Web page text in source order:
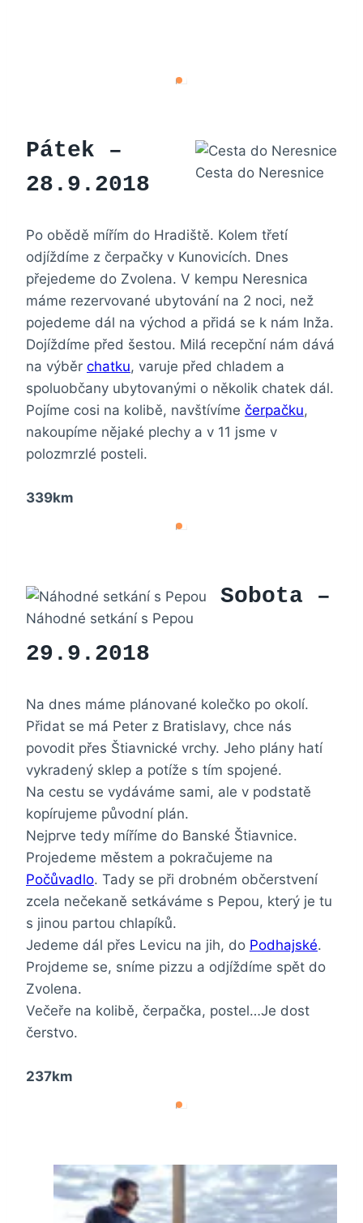
Cesta do Neresnice
Pátek –
28.9.2018
Po obědě mířím do Hradiště. Kolem třetí
odjíždíme z čerpačky v Kunovicích. Dnes
přejedeme do Zvolena. V kempu Neresnica
máme rezervované ubytování na 2 noci, než
pojedeme dál na východ a přidá se k nám Inža.
Dojíždíme před šestou. Milá recepční nám dává
na výběr chatku, varuje před chladem a
spoluobčany ubytovanými o několik chatek dál.
Pojíme cosi na kolibě, navštívíme čerpačku,
nakoupíme nějaké plechy a v 11 jsme v
polozmrzlé posteli.
339km
Náhodné setkání s Pepou
Sobota –
29.9.2018
Na dnes máme plánované kolečko po okolí.
Přidat se má Peter z Bratislavy, chce nás
povodit přes Štiavnické vrchy. Jeho plány hatí
vykradený sklep a potíže s tím spojené.
Na cestu se vydáváme sami, ale v podstatě
kopírujeme původní plán.
Nejprve tedy míříme do Banské Štiavnice.
Projedeme městem a pokračujeme na
Počůvadlo. Tady se při drobném občerstvení
zcela nečekaně setkáváme s Pepou, který je tu
s jinou partou chlapíků.
Jedeme dál přes Levicu na jih, do Podhajské.
Projdeme se, sníme pizzu a odjíždíme spět do
Zvolena.
Večeře na kolibě, čerpačka, postel…Je dost
čerstvo.
237km